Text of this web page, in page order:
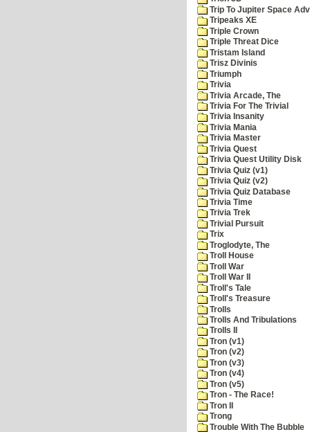
Trip To Jupiter Space
Tripeaks XE
Triple Crown
Triple Threat Dice
Tristam Island
Trisz Divinis
Triumph
Trivia
Trivia Arcade, The
Trivia For The Trivial
Trivia Insanity
Trivia Mania
Trivia Master
Trivia Quest
Trivia Quest Utility Disk
Trivia Quiz (v1)
Trivia Quiz (v2)
Trivia Quiz Database
Trivia Time
Trivia Trek
Trivial Pursuit
Trix
Troglodyte, The
Troll House
Troll War
Troll War II
Troll's Tale
Troll's Treasure
Trolls
Trolls And Tribulations
Trolls II
Tron (v1)
Tron (v2)
Tron (v3)
Tron (v4)
Tron (v5)
Tron - The Race!
Tron II
Trong
Trouble With The Bubble